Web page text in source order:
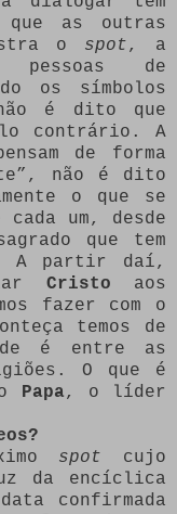
que as outras
o spot, a
pessoas de
os símbolos
é dito que
contrário. A
de forma
não é dito
o que se
um, desde
que tem
A partir daí,
Cristo aos
fazer com o
temos de
é entre as
O que é
Papa, o líder
spot cujo
da encíclica
confirmada